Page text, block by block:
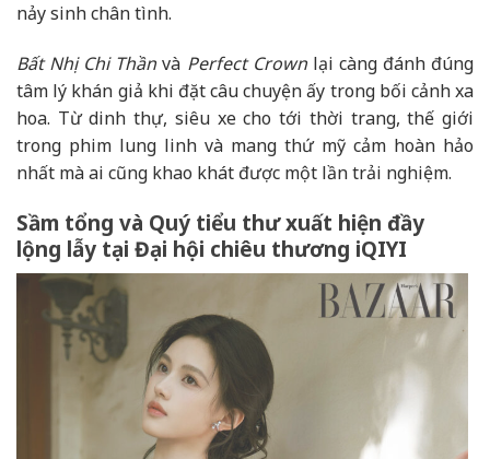
nảy sinh chân tình.
Bất Nhị Chi Thầnvà Perfect Crown lại càng đánh đúng
tâm lý khán giả khi đặt câu chuyện ấy trong bối cảnh xa
hoa. Từ dinh thự, siêu xe cho tới thời trang, thế giới
trong phim lung linh và mang thứ mỹ cảm hoàn hảo
nhất mà ai cũng khao khát được một lần trải nghiệm.
Sầm tổng và Quý tiểu thư xuất hiện đầy
lộng lẫy tại Đại hội chiêu thương iQIYI